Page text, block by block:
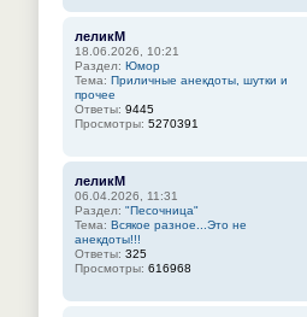
леликМ
18.06.2026, 10:21
Раздел: Юмор
Тема: Приличные анекдоты, шутки и
прочее
Ответы: 9445
Просмотры: 5270391
леликМ
06.04.2026, 11:31
Раздел: "Песочница"
Тема: Всякое разное...Это не
анекдоты!!!
Ответы: 325
Просмотры: 616968